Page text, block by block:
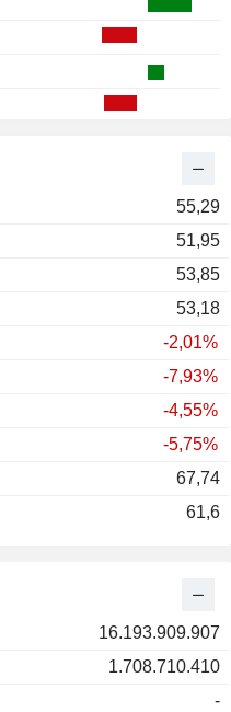
16.193.909.907
1.708.710.410
-
55,29
51,95
53,85
53,18
-2,01%
-7,93%
-4,55%
-5,75%
67,74
61,6